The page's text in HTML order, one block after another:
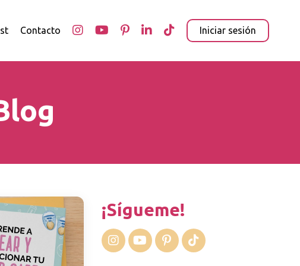
Contacto Iniciar sesión
¡Sígueme!